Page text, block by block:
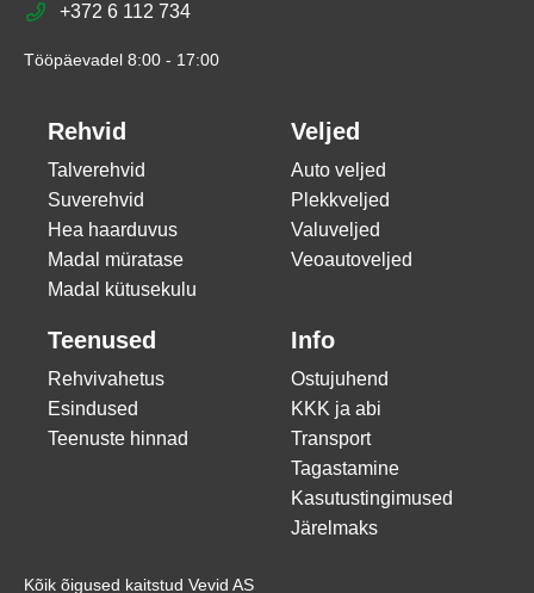
+372 6 112 734
Tööpäevadel 8:00 - 17:00
Rehvid
Talverehvid
Suverehvid
Hea haarduvus
Madal müratase
Madal kütusekulu
Veljed
Auto veljed
Plekkveljed
Valuveljed
Veoautoveljed
Teenused
Rehvivahetus
Esindused
Teenuste hinnad
Info
Ostujuhend
KKK ja abi
Transport
Tagastamine
Kasutustingimused
Järelmaks
Kõik õigused kaitstud Vevid AS